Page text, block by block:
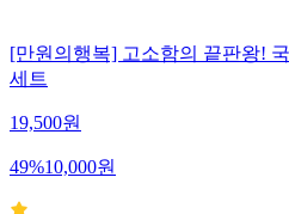
[만원의행복] 고소함의 끝판왕!
세트
19,500원
49%10,000원